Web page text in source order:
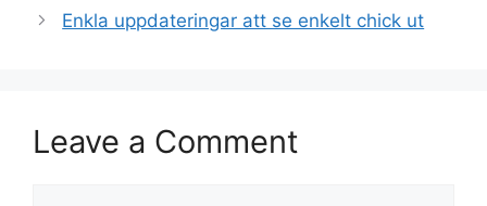
Enkla uppdateringar att se enkelt chick ut
Leave a Comment